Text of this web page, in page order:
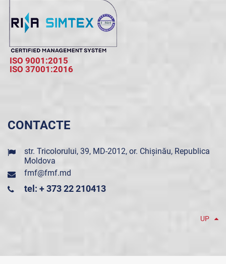
ISO 9001:2015
ISO 37001:2016
CONTACTE
str. Tricolorului, 39, MD-2012, or. Chișinău, Republica
Moldova
fmf@fmf.md
tel: + 373 22 210413
UP